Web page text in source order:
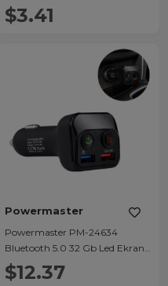
$3.41
Powermaster
Powermaster PM-24634
Bluetooth 5.0 32 Gb Led Ekran
USB/BT/TF/Çift USB 3.4 Amper
FM Transmitter
$12.37